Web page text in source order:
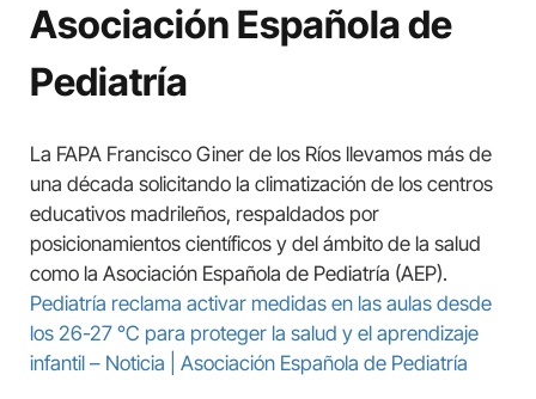
Asociación Española de
Pediatría
La FAPA Francisco Giner de los Ríos llevamos más de
una década solicitando la climatización de los centros
educativos madrileños, respaldados por
posicionamientos científicos y del ámbito de la salud
como la Asociación Española de Pediatría (AEP).
Pediatría reclama activar medidas en las aulas desde
los 26-27 °C para proteger la salud y el aprendizaje
infantil – Noticia | Asociación Española de Pediatría